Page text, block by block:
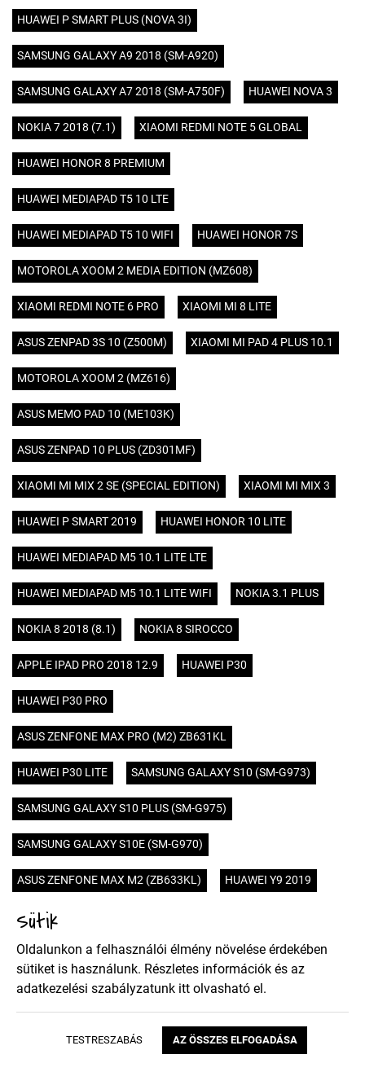
HUAWEI P SMART PLUS (NOVA 3I)
SAMSUNG GALAXY A9 2018 (SM-A920)
SAMSUNG GALAXY A7 2018 (SM-A750F) HUAWEI NOVA 3
NOKIA 7 2018 (7.1) XIAOMI REDMI NOTE 5 GLOBAL
HUAWEI HONOR 8 PREMIUM
HUAWEI MEDIAPAD T5 10 LTE
HUAWEI MEDIAPAD T5 10 WIFI HUAWEI HONOR 7S
MOTOROLA XOOM 2 MEDIA EDITION (MZ608)
XIAOMI REDMI NOTE 6 PRO XIAOMI MI 8 LITE
ASUS ZENPAD 3S 10 (Z500M) XIAOMI MI PAD 4 PLUS 10.1
MOTOROLA XOOM 2 (MZ616)
ASUS MEMO PAD 10 (ME103K)
ASUS ZENPAD 10 PLUS (ZD301MF)
XIAOMI MI MIX 2 SE (SPECIAL EDITION) XIAOMI MI MIX 3
HUAWEI P SMART 2019 HUAWEI HONOR 10 LITE
HUAWEI MEDIAPAD M5 10.1 LITE LTE
HUAWEI MEDIAPAD M5 10.1 LITE WIFI NOKIA 3.1 PLUS
NOKIA 8 2018 (8.1) NOKIA 8 SIROCCO
APPLE IPAD PRO 2018 12.9 HUAWEI P30
HUAWEI P30 PRO
ASUS ZENFONE MAX PRO (M2) ZB631KL
HUAWEI P30 LITE SAMSUNG GALAXY S10 (SM-G973)
SAMSUNG GALAXY S10 PLUS (SM-G975)
SAMSUNG GALAXY S10E (SM-G970)
ASUS ZENFONE MAX M2 (ZB633KL) HUAWEI Y9 2019
SAMSUNG GALAXY J3 2018 (J337)
HUAWEI HONOR VIEW 20 HUAWEI Y7 2019
SONY XPERIA 10 PLUS SONY XPERIA 10
SAMSUNG GALAXY A40 (SM-405)
Sütik
Oldalunkon a felhasználói élmény növelése érdekében
sütiket is használunk. Részletes információk és az
adatkezelési szabályzatunk itt olvasható el.
TESTRESZABÁS AZ ÖSSZES ELFOGADÁSA